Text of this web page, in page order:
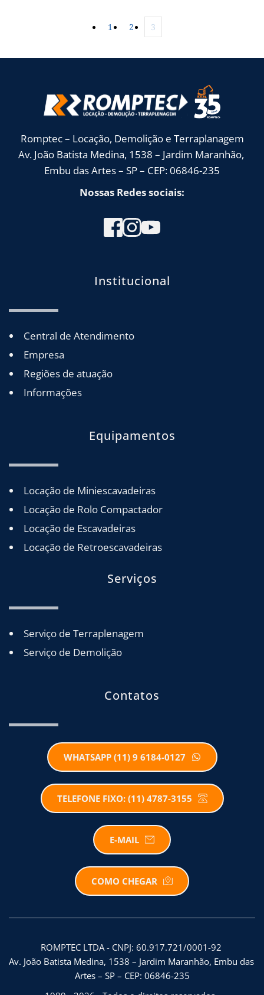
1 2 3
Romptec – Locação, Demolição e Terraplanagem
Av. João Batista Medina, 1538 – Jardim Maranhão,
Embu das Artes – SP – CEP: 06846-235
Nossas Redes sociais:
Institucional
Central de Atendimento
Empresa
Regiões de atuação
Informações
Equipamentos
Locação de Miniescavadeiras
Locação de Rolo Compactador
Locação de Escavadeiras
Locação de Retroescavadeiras
Serviços
Serviço de Terraplenagem
Serviço de Demolição
Contatos
WHATSAPP (11) 9 6184-0127
TELEFONE FIXO: (11) 4787-3155
E-MAIL
COMO CHEGAR
ROMPTEC LTDA - CNPJ: 60.917.721/0001-92
Av. João Batista Medina, 1538 – Jardim Maranhão, Embu das
Artes – SP – CEP: 06846-235